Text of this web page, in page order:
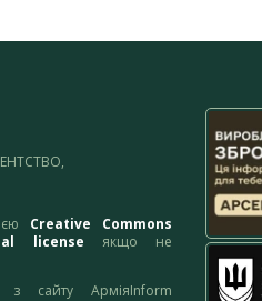
Creative Commons
license якщо не
з сайту АрміяInform